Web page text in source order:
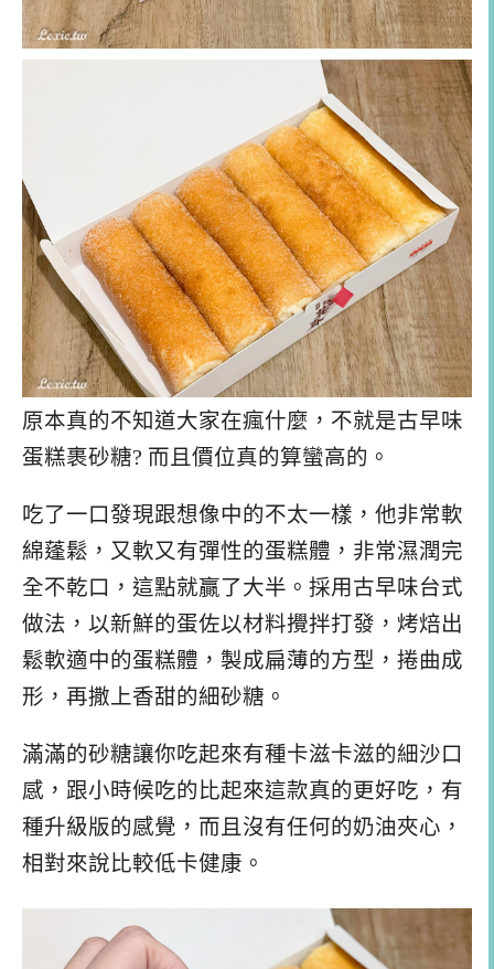
原本真的不知道大家在瘋什麼，不就是古早味
蛋糕裹砂糖? 而且價位真的算蠻高的。
吃了一口發現跟想像中的不太一樣，他非常軟
綿蓬鬆，又軟又有彈性的蛋糕體，非常濕潤完
全不乾口，這點就贏了大半。採用古早味台式
做法，以新鮮的蛋佐以材料攪拌打發，烤焙出
鬆軟適中的蛋糕體，製成扁薄的方型，捲曲成
形，再撒上香甜的細砂糖。
滿滿的砂糖讓你吃起來有種卡滋卡滋的細沙口
感，跟小時候吃的比起來這款真的更好吃，有
種升級版的感覺，而且沒有任何的奶油夾心，
相對來說比較低卡健康。